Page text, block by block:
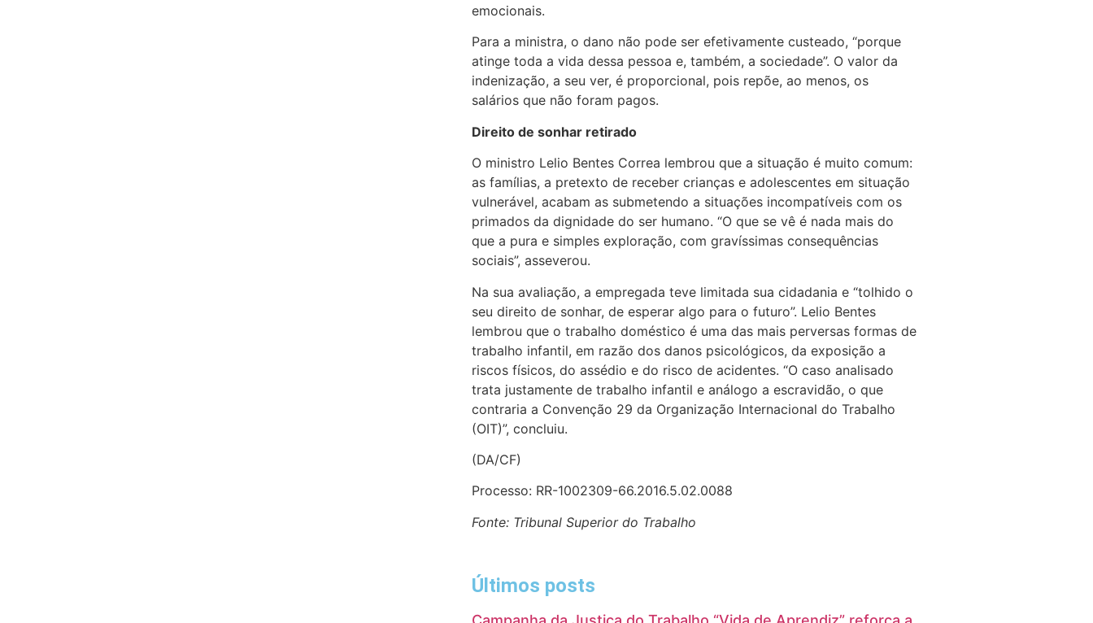
emocionais.
Para a ministra, o dano não pode ser efetivamente custeado, “porque
atinge toda a vida dessa pessoa e, também, a sociedade”. O valor da
indenização, a seu ver, é proporcional, pois repõe, ao menos, os
salários que não foram pagos.
Direito de sonhar retirado
O ministro Lelio Bentes Correa lembrou que a situação é muito comum:
as famílias, a pretexto de receber crianças e adolescentes em situação
vulnerável, acabam as submetendo a situações incompatíveis com os
primados da dignidade do ser humano. “O que se vê é nada mais do
que a pura e simples exploração, com gravíssimas consequências
sociais”, asseverou.
Na sua avaliação, a empregada teve limitada sua cidadania e “tolhido o
seu direito de sonhar, de esperar algo para o futuro”. Lelio Bentes
lembrou que o trabalho doméstico é uma das mais perversas formas de
trabalho infantil, em razão dos danos psicológicos, da exposição a
riscos físicos, do assédio e do risco de acidentes. “O caso analisado
trata justamente de trabalho infantil e análogo a escravidão, o que
contraria a Convenção 29 da Organização Internacional do Trabalho
(OIT)”, concluiu.
(DA/CF)
Processo: RR-1002309-66.2016.5.02.0088
Fonte: Tribunal Superior do Trabalho
Últimos posts